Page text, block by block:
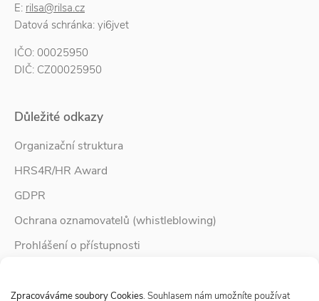
Zpracováváme soubory Cookies. Souhlasem nám umožníte používat
E: rilsa@rilsa.cz
Datová schránka: yi6jvet
IČO: 00025950
DIČ: CZ00025950
Důležité odkazy
Organizační struktura
HRS4R/HR Award
GDPR
Ochrana oznamovatelů (whistleblowing)
Prohlášení o přístupnosti
Zpravodaj Rodina